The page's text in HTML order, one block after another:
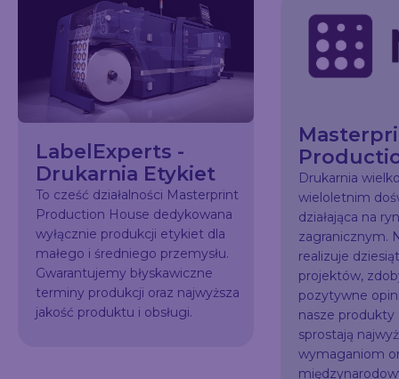
LabelExperts -
Drukarnia Etykiet
To cześć działalności Masterprint
Production House dedykowana
wyłącznie produkcji etykiet dla
małego i średniego przemysłu.
Gwarantujemy błyskawiczne
terminy produkcji oraz najwyższa
jakość produktu i obsługi.
Drukarnia
wieloletnim
działająca na
zagranicznym.
realizuje
projektów,
pozytywne
nasze
sprostają
wymaganiom